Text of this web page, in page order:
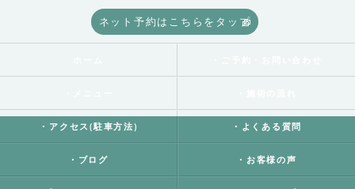
ネット予約はこちらをタップ
・アクセス(駐車方法) ・よくある質問
・ブログ ・お客様の声